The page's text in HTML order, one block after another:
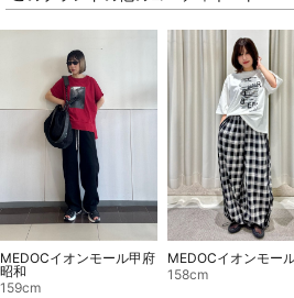
MEDOCイオンモール甲府
昭和
159cm
MEDOCイオンモー
158cm